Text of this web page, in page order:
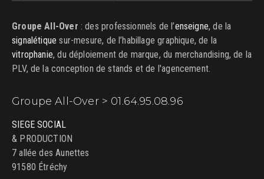
Groupe All-Over : des professionnels de l’enseigne, de la
signalétique sur-mesure, de l’habillage graphique, de la
vitrophanie, du déploiement de marque, du merchandising, de la
PLV, de la conception de stands et de l'agencement.
Groupe All-Over > 01.64.95.08.96
SIEGE SOCIAL
& PRODUCTION
7 allée des Aunettes
91580 Étréchy